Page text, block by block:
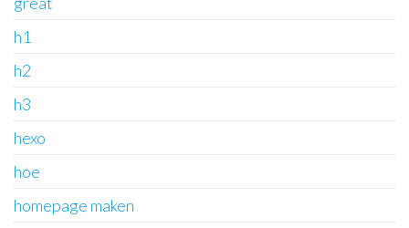
h1
h2
h3
hexo
hoe
homepage maken